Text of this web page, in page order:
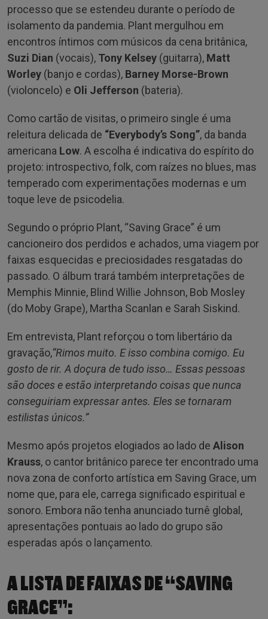
processo que se estendeu durante o período de
isolamento da pandemia. Plant mergulhou em
encontros íntimos com músicos da cena britânica,
Suzi Dian (vocais), Tony Kelsey (guitarra), Matt
Worley (banjo e cordas), Barney Morse-Brown
(violoncelo) e Oli Jefferson (bateria).
Como cartão de visitas, o primeiro single é uma
releitura delicada de “Everybody’s Song”, da banda
americana Low. A escolha é indicativa do espírito do
projeto: introspectivo, folk, com raízes no blues, mas
temperado com experimentações modernas e um
toque leve de psicodelia.
Segundo o próprio Plant, “Saving Grace” é um
cancioneiro dos perdidos e achados, uma viagem por
faixas esquecidas e preciosidades resgatadas do
passado. O álbum trará também interpretações de
Memphis Minnie, Blind Willie Johnson, Bob Mosley
(do Moby Grape), Martha Scanlan e Sarah Siskind.
Em entrevista, Plant reforçou o tom libertário da
gravação,“Rimos muito. E isso combina comigo. Eu
gosto de rir. A doçura de tudo isso… Essas pessoas
são doces e estão interpretando coisas que nunca
conseguiriam expressar antes. Eles se tornaram
estilistas únicos.”
Mesmo após projetos elogiados ao lado de Alison
Krauss, o cantor britânico parece ter encontrado uma
nova zona de conforto artística em Saving Grace, um
nome que, para ele, carrega significado espiritual e
sonoro. Embora não tenha anunciado turnê global,
apresentações pontuais ao lado do grupo são
esperadas após o lançamento.
A LISTA DE FAIXAS DE “SAVING
GRACE”: